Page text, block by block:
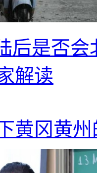
后是否
解读
黄冈黄